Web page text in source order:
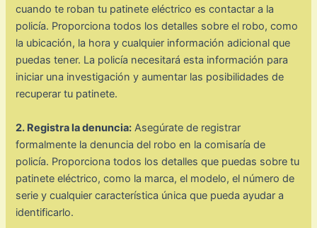
cuando te roban tu patinete eléctrico es contactar a la
policía. Proporciona todos los detalles sobre el robo, como
la ubicación, la hora y cualquier información adicional que
puedas tener. La policía necesitará esta información para
iniciar una investigación y aumentar las posibilidades de
recuperar tu patinete.
2. Registra la denuncia: Asegúrate de registrar
formalmente la denuncia del robo en la comisaría de
policía. Proporciona todos los detalles que puedas sobre tu
patinete eléctrico, como la marca, el modelo, el número de
serie y cualquier característica única que pueda ayudar a
identificarlo.